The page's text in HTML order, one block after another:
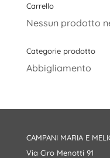
Carrello
Nessun prodotto
Categorie prodotto
Abbigliamento
CAMPANI MARIA E
Via Ciro Menotti 91